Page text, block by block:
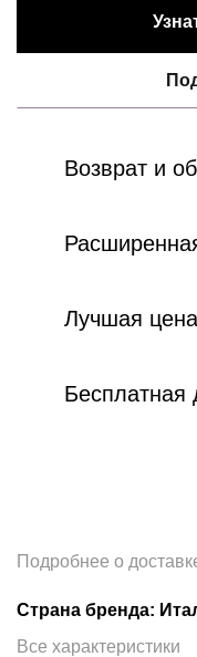
Возврат и
Лучшая цена
Бесплатная
Подробнее о
Страна бренда:
Все характеристики